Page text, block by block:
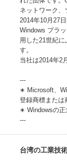
ネットワーク、
2014年10月27
Windows プラ
用した21世紀
す。
当社は2014年2
---
∗ Microsoft、
登録商標または
∗ Windowsの正
---
台湾の工業技